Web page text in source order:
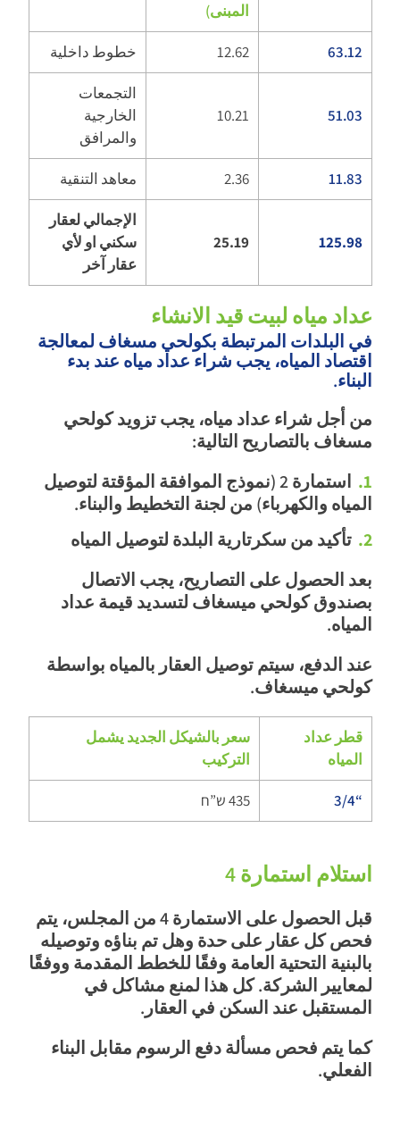
المبنى)
63.12
12.62 خطوط داخلية
51.03
10.21
التجمعات
الخارجية
والمرافق
11.83
2.36 معاهد التنقية
125.98
25.19
الإجمالي لعقار
سكني او لأي
عقار آخر
عداد مياه لبيت قيد الانشاء
في البلدات المرتبطة بكولحي مسغاف لمعالجة
اقتصاد المياه، يجب شراء عداد مياه عند بدء
البناء.
من أجل شراء عداد مياه، يجب تزويد كولحي
مسغاف بالتصاريح التالية:
استمارة 2 (نموذج الموافقة المؤقتة لتوصيل
المياه والكهرباء) من لجنة التخطيط والبناء.
تأكيد من سكرتارية البلدة لتوصيل المياه
بعد الحصول على التصاريح، يجب الاتصال
بصندوق كولحي ميسغاف لتسديد قيمة عداد
المياه.
عند الدفع، سيتم توصيل العقار بالمياه بواسطة
كولحي ميسغاف.
قطر عداد
المياه
سعر بالشيكل الجديد يشمل
التركيب
“3/4 435 ש”ח
استلام استمارة 4
قبل الحصول على الاستمارة 4 من المجلس، يتم
فحص كل عقار على حدة وهل تم بناؤه وتوصيله
بالبنية التحتية العامة وفقًا للخطط المقدمة ووفقًا
لمعايير الشركة. كل هذا لمنع مشاكل في
المستقبل عند السكن في العقار.
كما يتم فحص مسألة دفع الرسوم مقابل البناء
الفعلي.